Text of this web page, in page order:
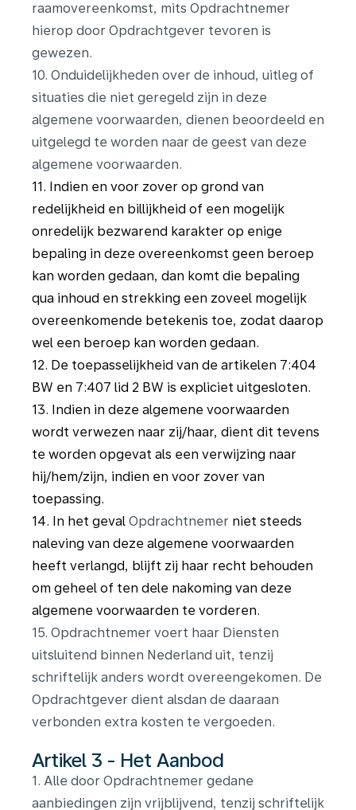
raamovereenkomst, mits Opdrachtnemer
hierop door Opdrachtgever tevoren is
gewezen.
10. Onduidelijkheden over de inhoud, uitleg of
situaties die niet geregeld zijn in deze
algemene voorwaarden, dienen beoordeeld en
uitgelegd te worden naar de geest van deze
algemene voorwaarden.
11. Indien en voor zover op grond van
redelijkheid en billijkheid of een mogelijk
onredelijk bezwarend karakter op enige
bepaling in deze overeenkomst geen beroep
kan worden gedaan, dan komt die bepaling
qua inhoud en strekking een zoveel mogelijk
overeenkomende betekenis toe, zodat daarop
wel een beroep kan worden gedaan.
12. De toepasselijkheid van de artikelen 7:404
BW en 7:407 lid 2 BW is expliciet uitgesloten.
13. Indien in deze algemene voorwaarden
wordt verwezen naar zij/haar, dient dit tevens
te worden opgevat als een verwijzing naar
hij/hem/zijn, indien en voor zover van
toepassing.
14. In het geval Opdrachtnemer niet steeds
naleving van deze algemene voorwaarden
heeft verlangd, blijft zij haar recht behouden
om geheel of ten dele nakoming van deze
algemene voorwaarden te vorderen.
15. Opdrachtnemer voert haar Diensten
uitsluitend binnen Nederland uit, tenzij
schriftelijk anders wordt overeengekomen. De
Opdrachtgever dient alsdan de daaraan
verbonden extra kosten te vergoeden.
Artikel 3 - Het Aanbod
1. Alle door Opdrachtnemer gedane
aanbiedingen zijn vrijblijvend, tenzij schriftelijk